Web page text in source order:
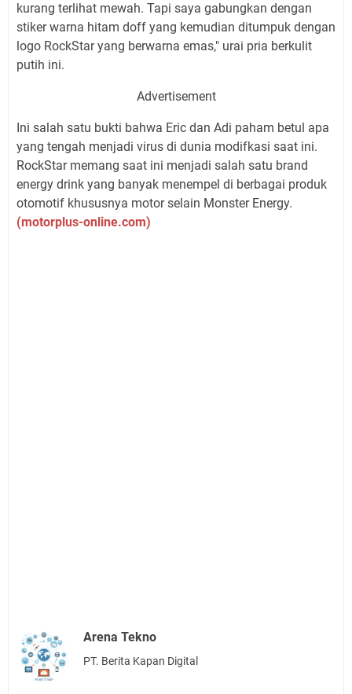
kurang terlihat mewah. Tapi saya gabungkan dengan
stiker warna hitam doff yang kemudian ditumpuk dengan
logo RockStar yang berwarna emas," urai pria berkulit
putih ini.
Advertisement
Ini salah satu bukti bahwa Eric dan Adi paham betul apa
yang tengah menjadi virus di dunia modifkasi saat ini.
RockStar memang saat ini menjadi salah satu brand
energy drink yang banyak menempel di berbagai produk
otomotif khususnya motor selain Monster Energy.
(motorplus-online.com)
Arena Tekno
PT. Berita Kapan Digital